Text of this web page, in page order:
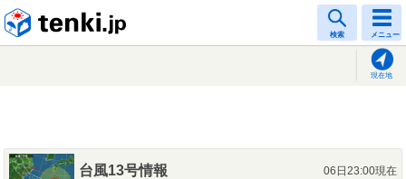
検索 メニュー
現在地
台風13号情報
06日23:00現在